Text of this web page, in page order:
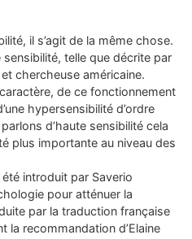
il s’agit de la même chose.
telle que décrite par
chercheuse américaine.
de ce fonctionnement
hypersensibilité d’ordre
d’haute sensibilité cela
plus importante au niveau des
été introduit par Saverio
pour atténuer la
par la traduction française
la recommandation d’Elaine